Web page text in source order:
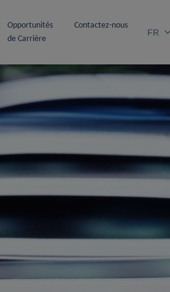
Opportunités
de Carrière
Contactez-nous
FR